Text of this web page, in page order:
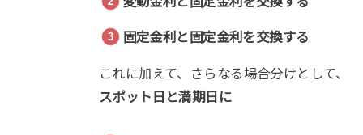
固定金利と固定金利を交換する
これに加えて、さらなる場合分けとして、
スポット日と満期日に